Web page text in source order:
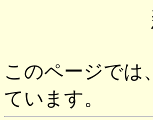
このページでは
ています。